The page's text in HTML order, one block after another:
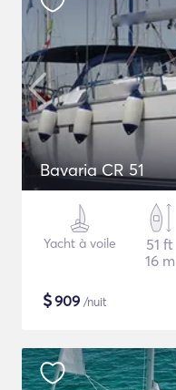
Bavaria CR 51
Yacht à voile
51 ft
16 m
$909 /nuit